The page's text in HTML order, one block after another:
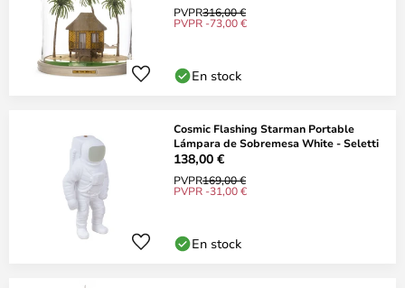
PVPR316,00 €
PVPR -73,00 €
En stock
Cosmic Flashing Starman Portable
Lámpara de Sobremesa White - Seletti
138,00 €
PVPR169,00 €
PVPR -31,00 €
En stock